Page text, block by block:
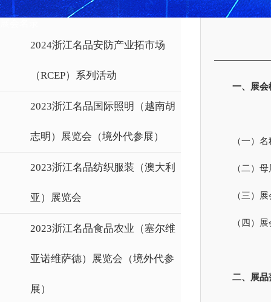
2024浙江名品安防产业拓市场
（RCEP）系列活动
2023浙江名品国际照明（越南胡
志明）展览会（境外代参展）
2023浙江名品纺织服装（澳大利
亚）展览会
2023浙江名品食品农业（塞尔维
亚诺维萨德）展览会（境外代参
展）
一、展会
（一）
（二）
（三）
（四）
二、展品